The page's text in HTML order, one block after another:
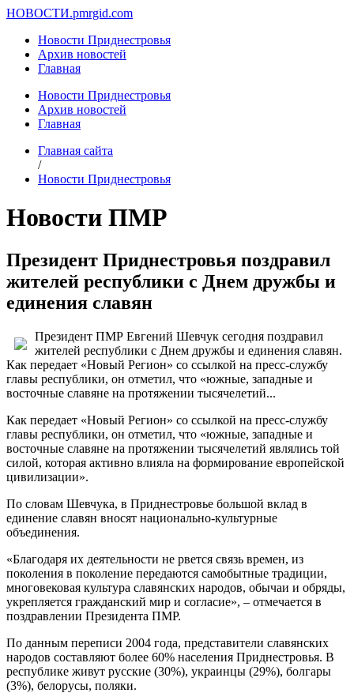
НОВОСТИ.pmrgid.com
Новости Приднестровья
Архив новостей
Главная
Новости Приднестровья
Архив новостей
Главная
Главная сайта
/
Новости Приднестровья
Новости ПМР
Президент Приднестровья поздравил
жителей республики с Днем дружбы и
единения славян
Президент ПМР Евгений Шевчук сегодня поздравил
жителей республики с Днем дружбы и единения славян.
Как передает «Новый Регион» со ссылкой на пресс-службу
главы республики, он отметил, что «южные, западные и
восточные славяне на протяжении тысячелетий...
Как передает «Новый Регион» со ссылкой на пресс-службу
главы республики, он отметил, что «южные, западные и
восточные славяне на протяжении тысячелетий являлись той
силой, которая активно влияла на формирование европейской
цивилизации».
По словам Шевчука, в Приднестровье большой вклад в
единение славян вносят национально-культурные
объединения.
«Благодаря их деятельности не рвется связь времен, из
поколения в поколение передаются самобытные традиции,
многовековая культура славянских народов, обычаи и обряды,
укрепляется гражданский мир и согласие», – отмечается в
поздравлении Президента ПМР.
По данным переписи 2004 года, представители славянских
народов составляют более 60% населения Приднестровья. В
республике живут русские (30%), украинцы (29%), болгары
(3%), белорусы, поляки.